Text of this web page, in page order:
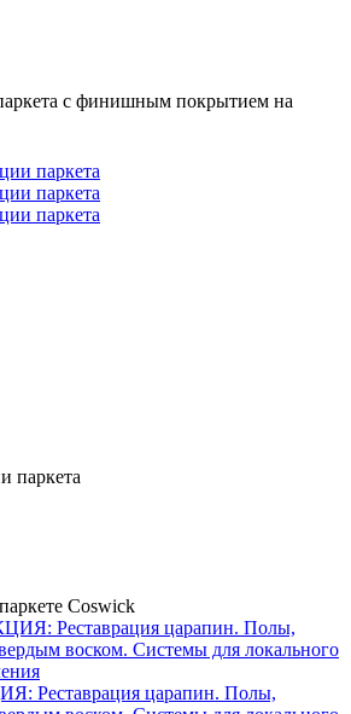
с финишным покрытием на
паркета
Coswick
царапин. Полы,